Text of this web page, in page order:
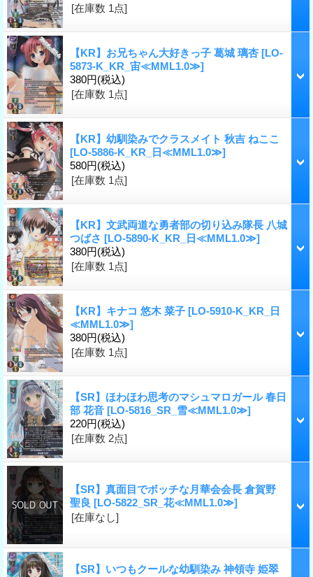
[在庫数 1点]
【KR】お兄ちゃん大好きっ子 葛城 璃杏 [LO-
5873-K_KR_宙≪MML1.0≫]
380円(税込)
[在庫数 1点]
【KR】幼馴染みでクラスメイト 秋吉 ねここ
[LO-5886-K_KR_日≪MML1.0≫]
580円(税込)
[在庫数 1点]
【KR】文武両道な勇者部の切り込み隊長 八城
つばさ [LO-5890-K_KR_日≪MML1.0≫]
380円(税込)
[在庫数 1点]
【KR】キナコ 悠木 菜子 [LO-5910-K_KR_日
≪MML1.0≫]
380円(税込)
[在庫数 1点]
【SR】ほわほわ思考のマシュマロガール 春日
部 花音 [LO-5816_SR_雪≪MML1.0≫]
220円(税込)
[在庫数 2点]
【SR】真面目でボッチな月華会会長 倉賀野
聖良 [LO-5822_SR_花≪MML1.0≫]
[在庫なし]
【SR】いつもクールな幼馴染み 神領寺 姫翠